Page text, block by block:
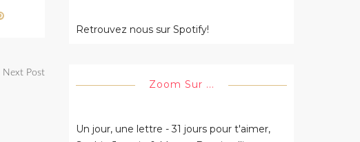
Next Post
Retrouvez nous sur Spotify!
Zoom Sur ...
Un jour, une lettre - 31 jours pour t'aimer,